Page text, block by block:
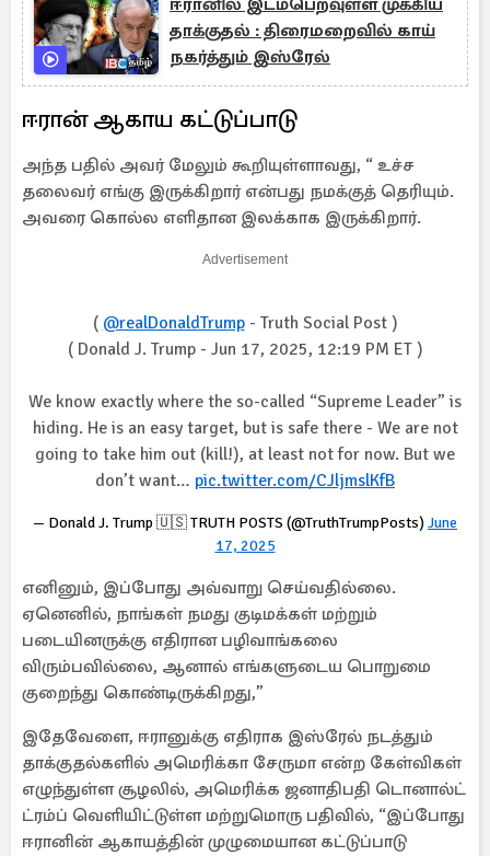
ஈரானில் இடம்பெறவுள்ள முக்கிய
தாக்குதல் : திரைமறைவில் காய்
நகர்த்தும் இஸ்ரேல்
ஈரான் ஆகாய கட்டுப்பாடு
அந்த பதில் அவர் மேலும் கூறியுள்ளாவது, “ உச்ச
தலைவர் எங்கு இருக்கிறார் என்பது நமக்குத் தெரியும்.
அவரை கொல்ல எளிதான இலக்காக இருக்கிறார்.
Advertisement
( @realDonaldTrump- Truth Social Post )
( Donald J. Trump - Jun 17, 2025, 12:19 PM ET )
We know exactly where the so-called “Supreme Leader” is
hiding. He is an easy target, but is safe there - We are not
going to take him out (kill!), at least not for now. But we
don’t want… pic.twitter.com/CJljmslKfB
— Donald J. Trump 🇺🇸 TRUTH POSTS (@TruthTrumpPosts) June
17, 2025
எனினும், இப்போது அவ்வாறு செய்வதில்லை.
ஏனெனில், நாங்கள் நமது குடிமக்கள் மற்றும்
படையினருக்கு எதிரான பழிவாங்கலை
விரும்பவில்லை, ஆனால் எங்களுடைய பொறுமை
குறைந்து கொண்டிருக்கிறது,”
இதேவேளை, ஈரானுக்கு எதிராக இஸ்ரேல் நடத்தும்
தாக்குதல்களில் அமெரிக்கா சேருமா என்ற கேள்விகள்
எழுந்துள்ள சூழலில், அமெரிக்க ஜனாதிபதி டொனால்ட்
ட்ரம்ப் வெளியிட்டுள்ள மற்றுமொரு பதிவில், “இப்போது
ஈரானின் ஆகாயத்தின் முழுமையான கட்டுப்பாடு